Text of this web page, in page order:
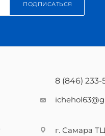
ПОДПИСАТЬСЯ
8 (846) 233-
г. Самара